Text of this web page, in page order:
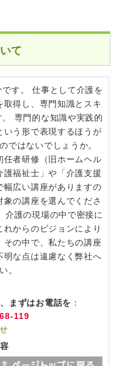
て
す。 仕事として介護を
得し、専門知識とスキ
専門的な知識や実践的
いう形で表現するほうが
ではないでしょうか。
任者研修（旧ホームヘル
福祉士」や「介護支援
幅広い講座がありますの
の講座を選んでくださ
介護の現場の中で密接に
からのビジョンにより
その中で、私たちの講座
明な点は遠慮なく弊社へ
。
まずはお電話を ：
119